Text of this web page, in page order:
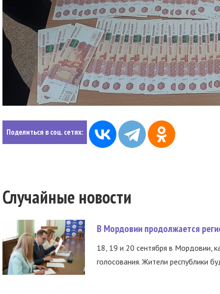
Поделиться в соц. сетях:
Случайные новости
В Мордовии продолжается
18, 19 и 20 сентября в Мордовии,
голосования. Жители республики